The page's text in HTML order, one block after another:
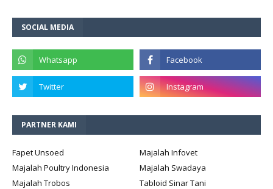
SOCIAL MEDIA
PARTNER KAMI
Fapet Unsoed
Majalah Infovet
Majalah Poultry Indonesia
Majalah Swadaya
Majalah Trobos
Tabloid Sinar Tani